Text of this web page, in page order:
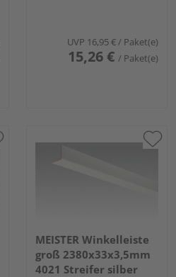
UVP 16,95 €/ Paket(e)
15,26 € / Paket(e)
MEISTER Winkelleiste
groß 2380x33x3,5mm
4021 Streifer silber